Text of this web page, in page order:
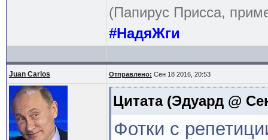
(Папирус Присса,
#НадяЖги
Juan Carlos Отправлено: Сен 18 2016, 20:53
Цитата(Эдуард @
Фотки с